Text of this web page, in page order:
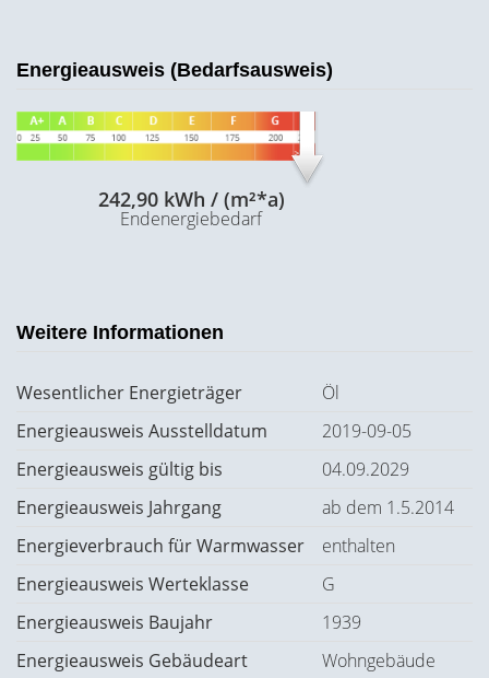
Energieausweis (Bedarfsausweis)
242,90 kWh / (m²*a)
Endenergiebedarf
Weitere Informationen
Wesentlicher Energieträger
Öl
Energieausweis Ausstelldatum
2019-09-05
Energieausweis gültig bis
04.09.2029
Energieausweis Jahrgang
ab dem 1.5.2014
Energieverbrauch für Warmwasser
enthalten
Energieausweis Werteklasse
G
Energieausweis Baujahr
1939
Energieausweis Gebäudeart
Wohngebäude